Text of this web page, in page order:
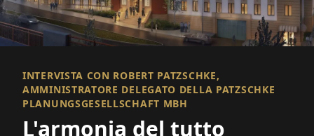
INTERVISTA CON ROBERT PATZSCHKE,
AMMINISTRATORE DELEGATO DELLA PATZSCHKE
PLANUNGSGESELLSCHAFT MBH
L'armonia del tutto